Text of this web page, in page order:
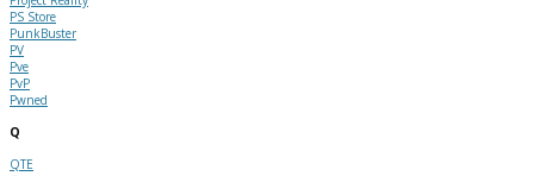
PS Store
PunkBuster
PV
Pve
PvP
Pwned
Q
QTE